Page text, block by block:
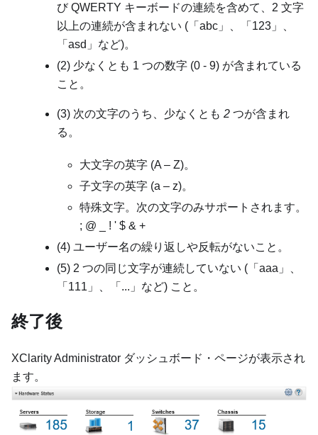
び QWERTY キーボードの連続を含めて、2 文字
以上の連続が含まれない (「abc」、「123」、
「asd」など)。
(2) 少なくとも 1 つの数字 (0 - 9) が含まれている
こと。
(3) 次の文字のうち、少なくとも 2 つが含まれ
る。
大文字の英字 (A – Z)。
子文字の英字 (a – z)。
特殊文字。次の文字のみサポートされます。
; @ _ ! ' $ & +
(4) ユーザー名の繰り返しや反転がないこと。
(5) 2 つの同じ文字が連続していない (「aaa」、
「111」、「...」など) こと。
終了後
XClarity Administrator ダッシュボード・ページが表示され
ます。